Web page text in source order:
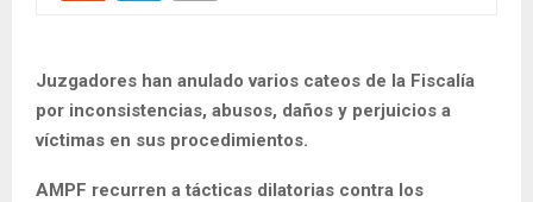
Juzgadores han anulado varios cateos de la Fiscalía
por inconsistencias, abusos, daños y perjuicios a
víctimas en sus procedimientos.
AMPF recurren a tácticas dilatorias contra los